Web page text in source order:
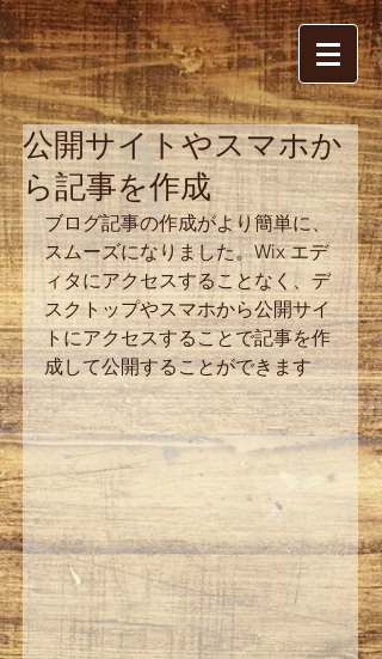
公開サイトやスマホか
ら記事を作成
ブログ記事の作成がより簡単に、
スムーズになりました。Wix エデ
ィタにアクセスすることなく、デ
スクトップやスマホから公開サイ
トにアクセスすることで記事を作
成して公開することができます